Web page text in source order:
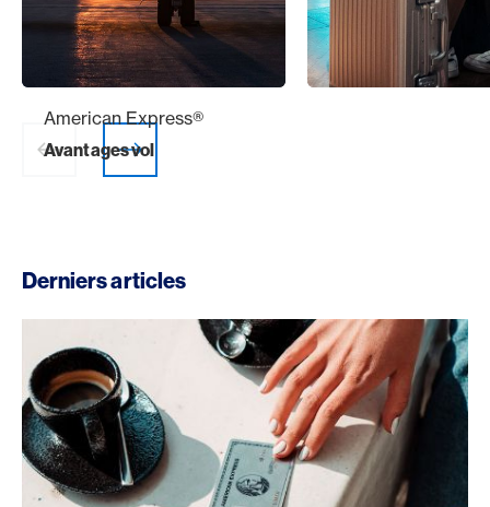
American Express®
Avantages vol
Derniers articles